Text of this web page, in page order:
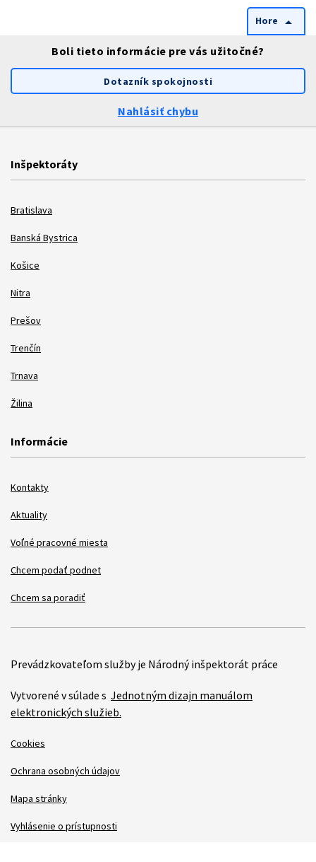
Hore arrow_drop_up
Boli tieto informácie pre vás užitočné?
Dotazník spokojnosti
Nahlásiť chybu
Inšpektoráty
Bratislava
Banská Bystrica
Košice
Nitra
Prešov
Trenčín
Trnava
Žilina
Informácie
Kontakty
Aktuality
Voľné pracovné miesta
Chcem podať podnet
Chcem sa poradiť
Prevádzkovateľom služby je Národný inšpektorát práce
Vytvorené v súlade s Jednotným dizajn manuálom
elektronických služieb.
Cookies
Ochrana osobných údajov
Mapa stránky
Vyhlásenie o prístupnosti